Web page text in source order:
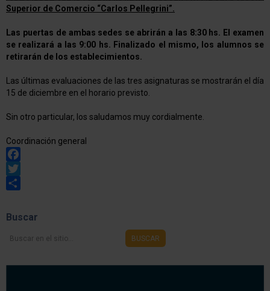
Superior de Comercio “Carlos Pellegrini”.
Las puertas de ambas sedes se abrirán a las 8:30 hs. El examen
se realizará a las 9:00 hs. Finalizado el mismo, los alumnos se
retirarán de los establecimientos.
Las últimas evaluaciones de las tres asignaturas se mostrarán el día
15 de diciembre en el horario previsto.
Sin otro particular, los saludamos muy cordialmente.
Coordinación general
Facebook
Twitter
Buscar
Buscar
BUSCAR